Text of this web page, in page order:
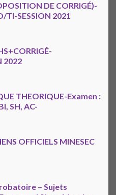
DE CORRIGÉ)-
TI-SESSION 2021
2022
THEORIQUE-Examen :
SH, AC-
OFFICIELS MINESEC
– Sujets